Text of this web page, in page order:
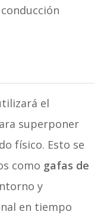
el
superponer
físico. Esto se
como gafas de
y
en tiempo